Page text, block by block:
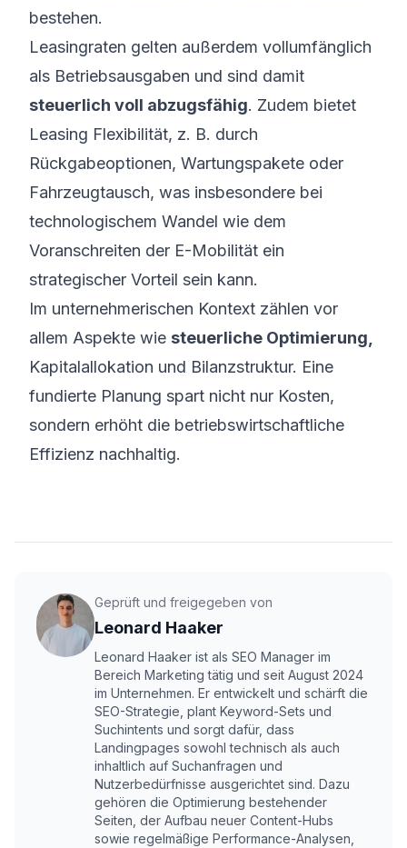
bestehen.
Leasingraten gelten außerdem vollumfänglich
als Betriebsausgaben und sind damit
steuerlich voll abzugsfähig. Zudem bietet
Leasing Flexibilität, z. B. durch
Rückgabeoptionen, Wartungspakete oder
Fahrzeugtausch, was insbesondere bei
technologischem Wandel wie dem
Voranschreiten der E-Mobilität ein
strategischer Vorteil sein kann.
Im unternehmerischen Kontext zählen vor
allem Aspekte wie steuerliche Optimierung,
Kapitalallokation und Bilanzstruktur. Eine
fundierte Planung spart nicht nur Kosten,
sondern erhöht die betriebswirtschaftliche
Effizienz nachhaltig.
Geprüft und freigegeben von
Leonard Haaker
Leonard Haaker ist als SEO Manager im
Bereich Marketing tätig und seit August 2024
im Unternehmen. Er entwickelt und schärft die
SEO-Strategie, plant Keyword-Sets und
Suchintents und sorgt dafür, dass
Landingpages sowohl technisch als auch
inhaltlich auf Suchanfragen und
Nutzerbedürfnisse ausgerichtet sind. Dazu
gehören die Optimierung bestehender
Seiten, der Aufbau neuer Content-Hubs
sowie regelmäßige Performance-Analysen,